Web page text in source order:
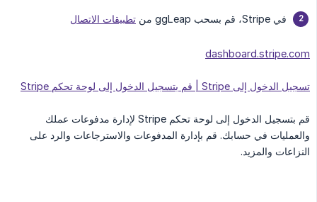
في Stripe، قم بسحب ggLeap من تطبيقات الاتصال
dashboard.stripe.com
تسجيل الدخول إلى Stripe | قم بتسجيل الدخول إلى لوحة تحكم Stripe
قم بتسجيل الدخول إلى لوحة تحكم Stripe لإدارة مدفوعات عملك
والعمليات في حسابك. قم بإدارة المدفوعات والاسترجاعات والرد على
النزاعات والمزيد.